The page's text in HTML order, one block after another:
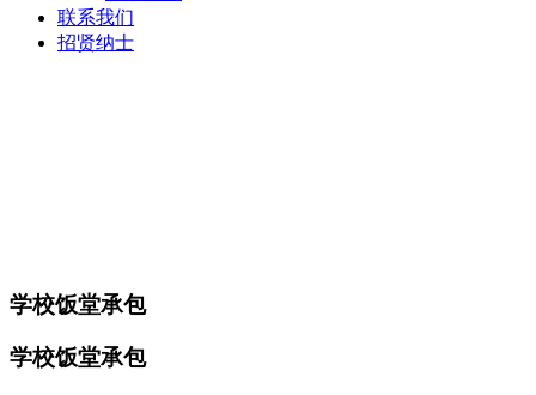
联系我们
招贤纳士
学校饭堂承包
学校饭堂承包